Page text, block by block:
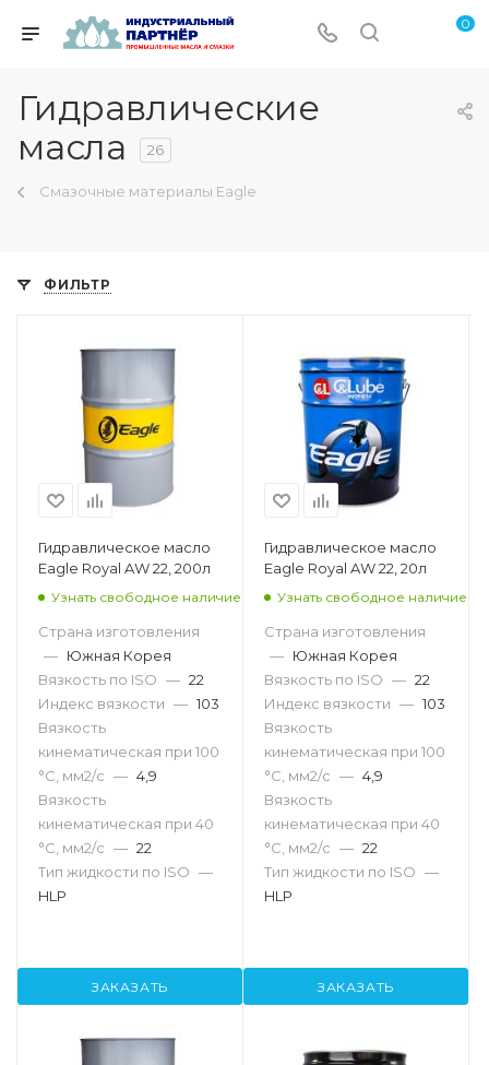
0
Гидравлические
масла
26
Смазочные материалы Eagle
ФИЛЬТР
Гидравлическое масло
Eagle Royal AW 22, 200л
Узнать свободное наличие
Страна изготовления
— Южная Корея
Вязкость по ISO — 22
Индекс вязкости — 103
Вязкость
кинематическая при 100
°С, мм2/с — 4,9
Вязкость
кинематическая при 40
°С, мм2/с — 22
Тип жидкости по ISO —
HLP
ЗАКАЗАТЬ
Гидравлическое масло
Eagle Royal AW 22, 20л
Узнать свободное наличие
Страна изготовления
— Южная Корея
Вязкость по ISO — 22
Индекс вязкости — 103
Вязкость
кинематическая при 100
°С, мм2/с — 4,9
Вязкость
кинематическая при 40
°С, мм2/с — 22
Тип жидкости по ISO —
HLP
ЗАКАЗАТЬ